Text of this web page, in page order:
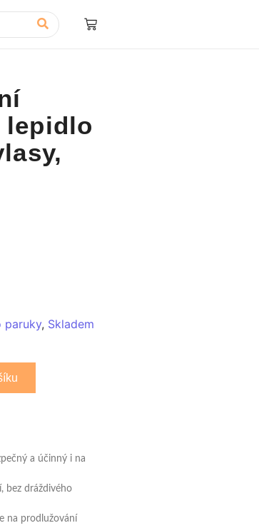
lepidlo
paruky, Skladem
a účinný i na
bez dráždivého
na prodlužování